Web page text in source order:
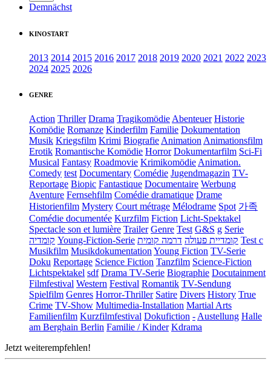
Demnächst
KINOSTART
2013 2014 2015 2016 2017 2018 2019 2020 2021 2022 2023
2024 2025 2026
GENRE
Action Thriller Drama TragikomödieAbenteuer Historie
Komödie Romanze Kinderfilm Familie Dokumentation
Musik Kriegsfilm Krimi BiografieAnimationAnimationsfilm
Erotik Romantische Komödie Horror Dokumentarfilm Sci-Fi
Musical Fantasy Roadmovie KrimikomödieAnimation.
Comedy test Documentary Comédie Jugendmagazin TV-
Reportage Biopic Fantastique Documentaire Werbung
Aventure Fernsehfilm Comédie dramatique Drame
Historienfilm Mystery Court métrage Mélodrame Spot 가족
Comédie documentée Kurzfilm Fiction Licht-Spektakel
Spectacle son et lumière Trailer Genre Test G&S g Serie
קומדיה Young-Fiction-Serie קומדיית פעולה דרמה קומית
Test c
Musikfilm MusikdokumentationYoung Fiction TV-Serie
Doku Reportage Science Fiction Tanzfilm Science-Fiction
Lichtspektakel sdf Drama TV-Serie Biographie Docutainment
Filmfestival Western Festival Romantik TV-Sendung
Spielfilm Genres Horror-Thriller Satire Divers History True
Crime TV-Show Multimedia-Installation Martial Arts
Familienfilm Kurzfilmfestival Dokufiction -Austellung Halle
am Berghain Berlin Familie / Kinder Kdrama
Jetzt weiterempfehlen!